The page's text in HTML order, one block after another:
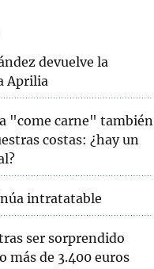
devuelve la
Aprilia
"come carne" también
costas: ¿hay un
intratatable
ser sorprendido
más de 3.400 euros